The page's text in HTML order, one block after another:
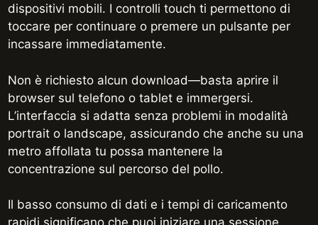
dispositivi mobili. I controlli touch ti permettono di
toccare per continuare o premere un pulsante per
incassare immediatamente.
Non è richiesto alcun download—basta aprire il
browser sul telefono o tablet e immergersi.
L’interfaccia si adatta senza problemi in modalità
portrait o landscape, assicurando che anche su una
metro affollata tu possa mantenere la
concentrazione sul percorso del pollo.
Il basso consumo di dati e i tempi di caricamento